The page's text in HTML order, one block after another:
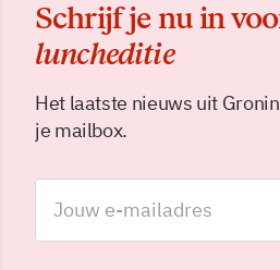
Schrijf je nu in
luncheditie
Het laatste nieuws uit
je mailbox.